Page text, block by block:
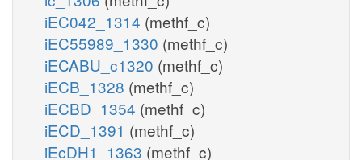
iEC042_1314 (methf_c)
iEC55989_1330 (methf_c)
iECABU_c1320 (methf_c)
iECB_1328 (methf_c)
iECBD_1354 (methf_c)
iECD_1391 (methf_c)
iEcDH1_1363 (methf_c)